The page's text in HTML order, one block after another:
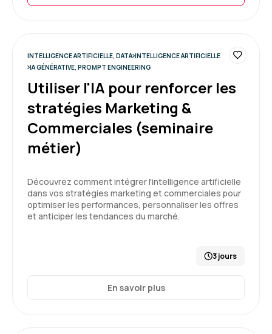
Je suis entièrement satisfait de la formation.
Etant un novice sur le sujet IA, j'en suis ressorti
avec une très bonne compréhension des
enjeux, du (méga) écosystème de l'industrie,
des principes de fonctionnement de l'IA et sur
les bonnes pratiques de "prompting". Bravo à
Aelion et bravo à notre Formateur. Encore
Formation : IA générative, état de l'art
Cécilia V. Le 19/05/2026
Formation : IA générative, état de l'art
INTELLIGENCE ARTIFICIELLE, DATA INTELLIGENCE ARTIFICIELLE
IA GÉNÉRATIVE, PROMPT ENGINEERING
Utiliser l'IA pour renforcer les
stratégies Marketing &
Commerciales (seminaire
métier)
Découvrez comment intégrer l'intelligence artificielle
dans vos stratégies marketing et commerciales pour
optimiser les performances, personnaliser les offres
et anticiper les tendances du marché.
3 jours
En savoir plus